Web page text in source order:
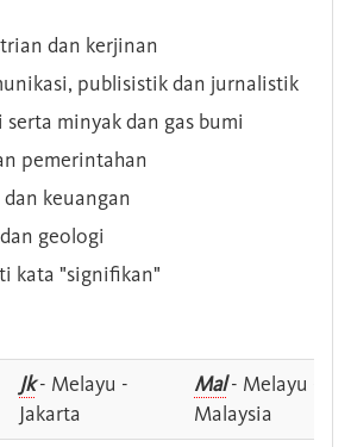
dan kerjinan
publisistik dan jurnalistik
minyak dan gas bumi
pemerintahan
keuangan
geologi
kata "signifikan"
Jk- Melayu -
Jakarta
Mal- Melayu -
Malaysia